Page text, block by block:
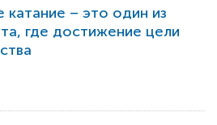
– это один из
где достижение цели